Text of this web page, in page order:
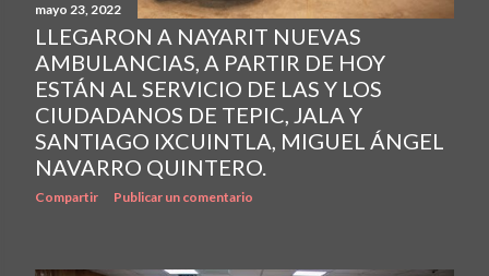
mayo 23, 2022
LLEGARON A NAYARIT NUEVAS
AMBULANCIAS, A PARTIR DE HOY
ESTÁN AL SERVICIO DE LAS Y LOS
CIUDADANOS DE TEPIC, JALA Y
SANTIAGO IXCUINTLA, MIGUEL ÁNGEL
NAVARRO QUINTERO.
Compartir Publicar un comentario